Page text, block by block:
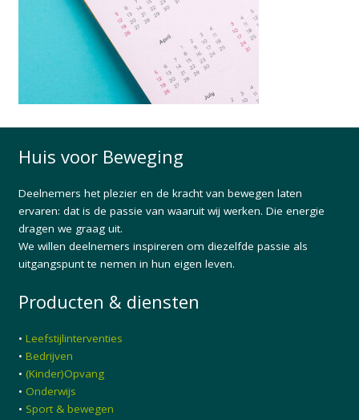
Huis voor Beweging
Deelnemers het plezier en de kracht van bewegen laten
ervaren: dat is de passie van waaruit wij werken. Die energie
dragen we graag uit.
We willen deelnemers inspireren om diezelfde passie als
uitgangspunt te nemen in hun eigen leven.
Producten & diensten
• Leefstijlinterventies
• Bedrijven
• (Kinder)Opvang
• Onderwijs
• Sport & bewegen